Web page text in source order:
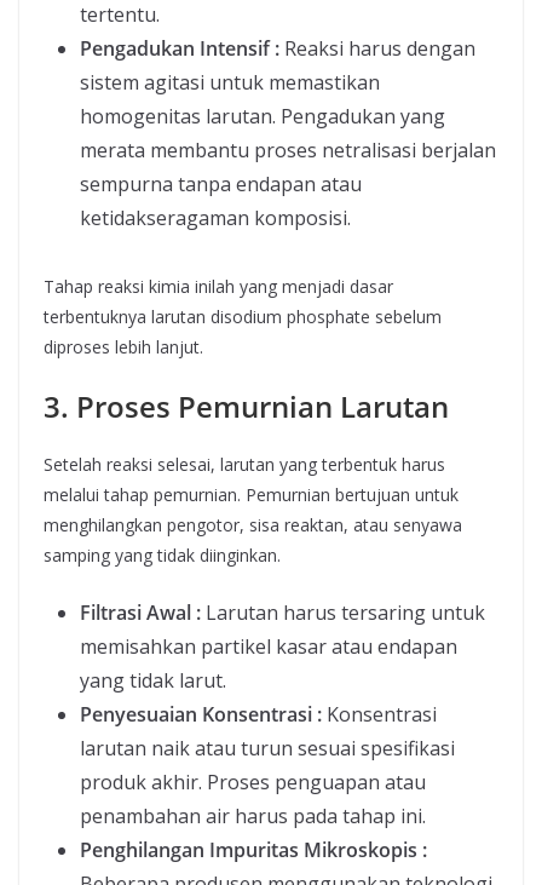
tertentu.
Pengadukan Intensif : Reaksi harus dengan
sistem agitasi untuk memastikan
homogenitas larutan. Pengadukan yang
merata membantu proses netralisasi berjalan
sempurna tanpa endapan atau
ketidakseragaman komposisi.
Tahap reaksi kimia inilah yang menjadi dasar
terbentuknya larutan disodium phosphate sebelum
diproses lebih lanjut.
3. Proses Pemurnian Larutan
Setelah reaksi selesai, larutan yang terbentuk harus
melalui tahap pemurnian. Pemurnian bertujuan untuk
menghilangkan pengotor, sisa reaktan, atau senyawa
samping yang tidak diinginkan.
Filtrasi Awal : Larutan harus tersaring untuk
memisahkan partikel kasar atau endapan
yang tidak larut.
Penyesuaian Konsentrasi : Konsentrasi
larutan naik atau turun sesuai spesifikasi
produk akhir. Proses penguapan atau
penambahan air harus pada tahap ini.
Penghilangan Impuritas Mikroskopis :